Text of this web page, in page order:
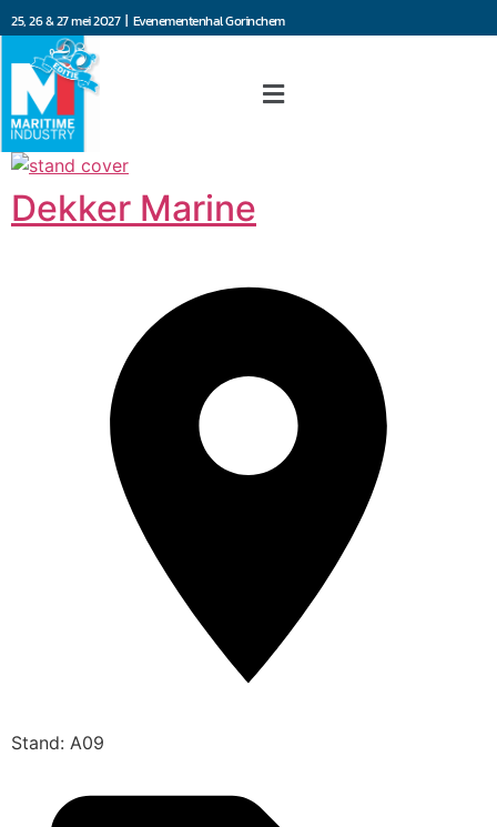
25, 26 & 27 mei 2027 | Evenementenhal Gorinchem
Dekker Marine
Stand: A09